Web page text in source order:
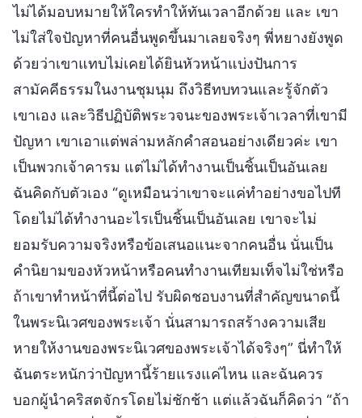
ไม่ได้มอบหมายให้ใครทำให้ทันเวลาอีกด้วย และ เขา
ไม่ใส่ใจปัญหาที่คนอื่นพูดขึ้นมาเลยจริงๆ พี่หยางยังพูด
ด้วยว่าเขาแทบไม่เคยได้ยินหัวหน้าแบ่งปันการ
สามัคคีธรรมในงานชุมนุม ถึงวิธีทบทวนและรู้จักตัว
เขาเอง และวิธีปฏิบัติพระวจนะของพระเจ้าเวลาที่เขามี
ปัญหา เขาเอาแต่พล่ามหลักคำสอนอย่างเดียวค่ะ เขา
เป็นพวกเจ้าคารม แต่ไม่ได้ทำงานเป็นชิ้นเป็นอันเลย
ฉันคิดกับตัวเอง “ดูเหมือนว่าเขาจะแค่ทำอย่างขอไปที
โดยไม่ได้ทำงานอะไรเป็นชิ้นเป็นอันเลย เขาจะไม่
ยอมรับความจริงหรือข้อเสนอแนะจากคนอื่น นั่นเป็น
คำนิยามของหัวหน้าหรือคนทำงานเทียมเท็จไม่ใช่หรือ
ถ้าเขาทำหน้าที่นี้ต่อไป รับผิดชอบงานที่สำคัญขนาดนี้
ในพระนิเวศของพระเจ้า นั่นสามารถสร้างความเสีย
หายให้งานของพระนิเวศของพระเจ้าได้จริงๆ” นี่ทำให้
ฉันตระหนักว่าปัญหานี้ร้ายแรงแค่ไหน และฉันควร
บอกผู้นำคริสตจักรโดยไม่ชักช้า แต่แล้วฉันก็คิดว่า “ถ้า